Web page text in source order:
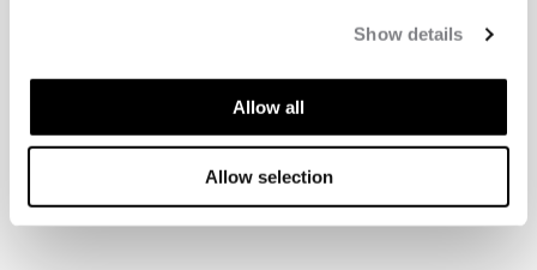
Show details
Allow all
Allow selection